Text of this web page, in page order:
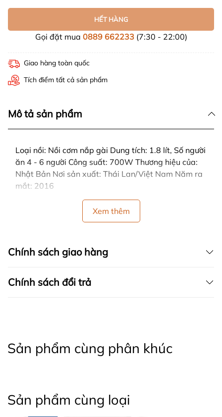
HẾT HÀNG
Gọi đặt mua 0889 662233(7:30 - 22:00)
Giao hàng toàn quốc
Tích điểm tất cả sản phẩm
Mô tả sản phẩm
Loại nồi: Nồi cơm nắp gài Dung tích: 1.8 lít, Số người
ăn 4 - 6 người Công suất: 700W Thương hiệu của:
Nhật Bản Nơi sản xuất: Thái Lan/Việt Nam Năm ra
mắt: 2016
Xem thêm
Chính sách giao hàng
Chính sách đổi trả
Sản phẩm cùng phân khúc
Sản phẩm cùng loại